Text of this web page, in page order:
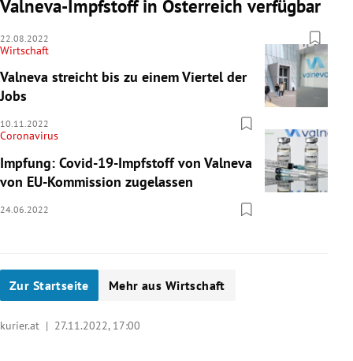
Valneva-Impfstoff in Österreich verfügbar
22.08.2022
Wirtschaft
Valneva streicht bis zu einem Viertel der
Jobs
10.11.2022
Coronavirus
Impfung: Covid-19-Impfstoff von Valneva
von EU-Kommission zugelassen
24.06.2022
Zur Startseite Mehr aus Wirtschaft
kurier.at | 27.11.2022, 17:00